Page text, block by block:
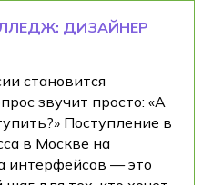
ДИЗАЙНЕР
становится
звучит просто: «А
Поступление в
в Москве на
интерфейсов — это